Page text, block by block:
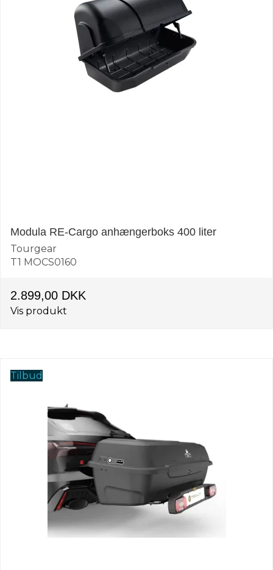
Modula RE-Cargo anhængerboks 400 liter
Tourgear
T1 MOCS0160
2.899,00 DKK
Vis produkt
Tilbud